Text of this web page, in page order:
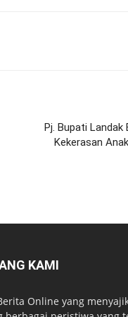
Pj. Bupati Landak
Kekerasan
KAMI
Online yang